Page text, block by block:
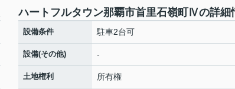
ハートフルタウン那覇市首里石嶺町Ⅳの詳細
設備条件 駐車2台可
設備(その他) -
土地権利 所有権